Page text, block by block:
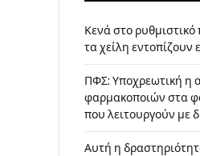
Κενά στο ρυθμιστικό
τα χείλη εντοπίζουν
ΠΦΣ: Υποχρεωτική η
φαρμακοποιών στα
που λειτουργούν με
Αυτή η